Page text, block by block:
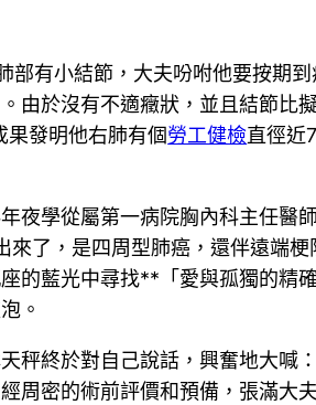
有小結節，大夫吩咐他要按期
由於沒有不適癥狀，並且結節比
發明他右肺有個勞工健檢直徑近
夜學從屬第一病院胸內科主任醫
了，是四周型肺癌，還伴遠端梗
的藍光中尋找**「愛與孤獨的精
。
秤終於對自己說話，興奮地大喊
周密的術前評價和預備，張滿大